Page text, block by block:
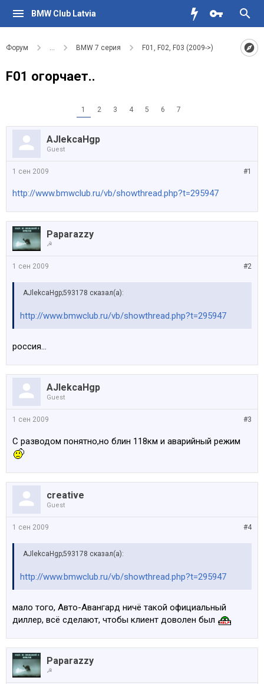
BMW Club Latvia
Форум ... BMW 7 серия F01, F02, F03 (2009->)
F01 огорчает..
1 2 3 4 5 6 7
AJlekcaHgp
Guest
#1
1 сен 2009
http://www.bmwclub.ru/vb/showthread.php?t=295947
Paparazzy
☭
#2
1 сен 2009
AJlekcaHgp;593178 сказал(а):
http://www.bmwclub.ru/vb/showthread.php?t=295947
россия...
AJlekcaHgp
Guest
#3
1 сен 2009
С разводом понятно,но блин 118км и аварийный режим
creative
Guest
#4
1 сен 2009
AJlekcaHgp;593178 сказал(а):
http://www.bmwclub.ru/vb/showthread.php?t=295947
мало того, Авто-Авангард ничё такой официальный
диллер, всё сделают, чтобы клиент доволен был
Paparazzy
☭